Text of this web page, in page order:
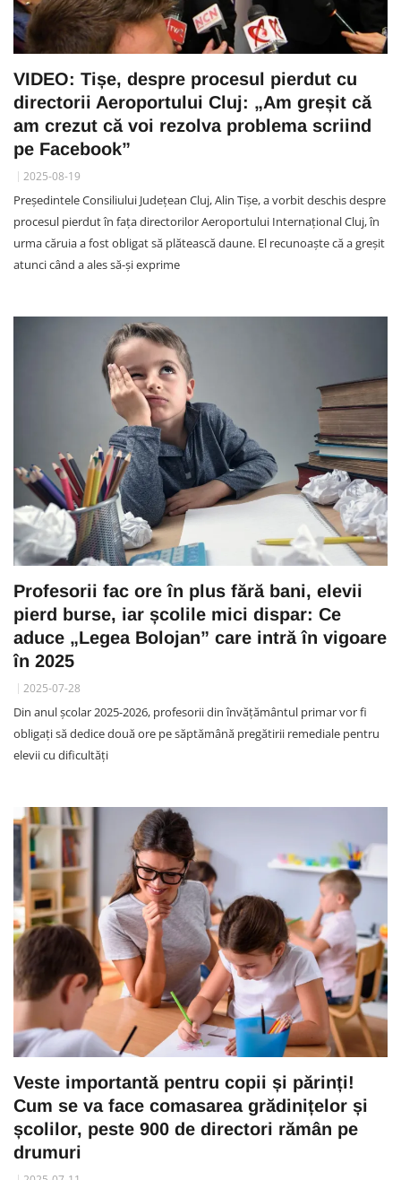
VIDEO: Tișe, despre procesul pierdut cu
directorii Aeroportului Cluj: „Am greșit că
am crezut că voi rezolva problema scriind
pe Facebook”
2025-08-19
Președintele Consiliului Județean Cluj, Alin Tișe, a vorbit deschis despre
procesul pierdut în fața directorilor Aeroportului Internațional Cluj, în
urma căruia a fost obligat să plătească daune. El recunoaște că a greșit
atunci când a ales să-și exprime
Profesorii fac ore în plus fără bani, elevii
pierd burse, iar școlile mici dispar: Ce
aduce „Legea Bolojan” care intră în vigoare
în 2025
2025-07-28
Din anul școlar 2025-2026, profesorii din învățământul primar vor fi
obligați să dedice două ore pe săptămână pregătirii remediale pentru
elevii cu dificultăți
Veste importantă pentru copii și părinți!
Cum se va face comasarea grădinițelor și
școlilor, peste 900 de directori rămân pe
drumuri